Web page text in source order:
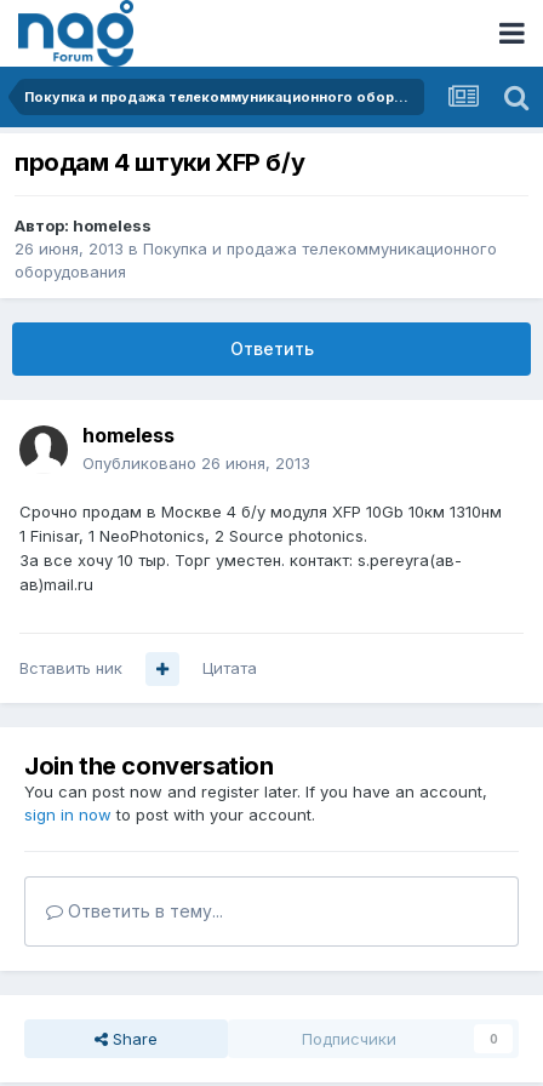
Покупка и продажа телекоммуникационного оборудования
продам 4 штуки XFP б/у
Автор: homeless
26 июня, 2013 в Покупка и продажа телекоммуникационного
оборудования
Ответить
homeless
Опубликовано 26 июня, 2013
Срочно продам в Москве 4 б/у модуля XFP 10Gb 10км 1310нм
1 Finisar, 1 NeoPhotonics, 2 Source photonics.
За все хочу 10 тыр. Торг уместен. контакт: s.pereyra(ав-
ав)mail.ru
Вставить ник Цитата
Join the conversation
You can post now and register later. If you have an account,
sign in now to post with your account.
Ответить в тему...
Share Подписчики 0